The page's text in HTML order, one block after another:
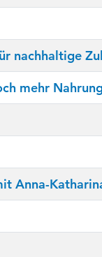
nachhaltige
mehr
Anna-